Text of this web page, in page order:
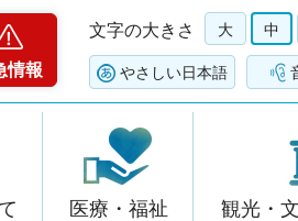
情報
文字の大きさ 大 中
やさしい日本語
医療・福祉 観光・